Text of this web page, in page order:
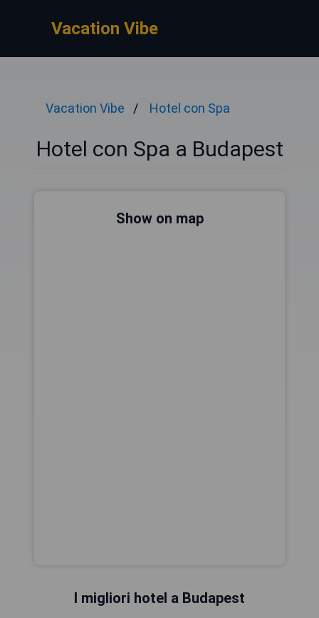
Vacation Vibe
Vacation Vibe Hotel con Spa
Hotel con Spa a Budapest
Show on map
I migliori hotel a Budapest